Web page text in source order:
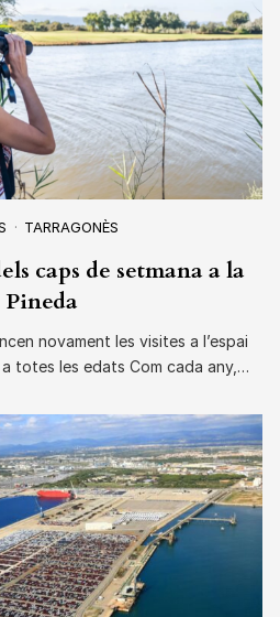
TARRAGONÈS
caps de setmana a la
novament les visites a l’espai
totes les edats Com cada any,…